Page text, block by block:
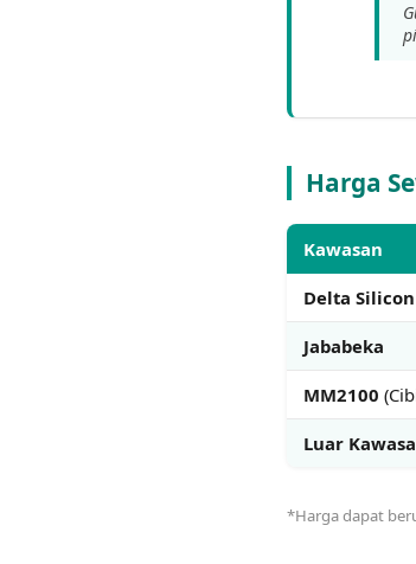
Harga
Kawasan
Delta Silicon
Jababeka
MM2100
Luar
*Harga dapat